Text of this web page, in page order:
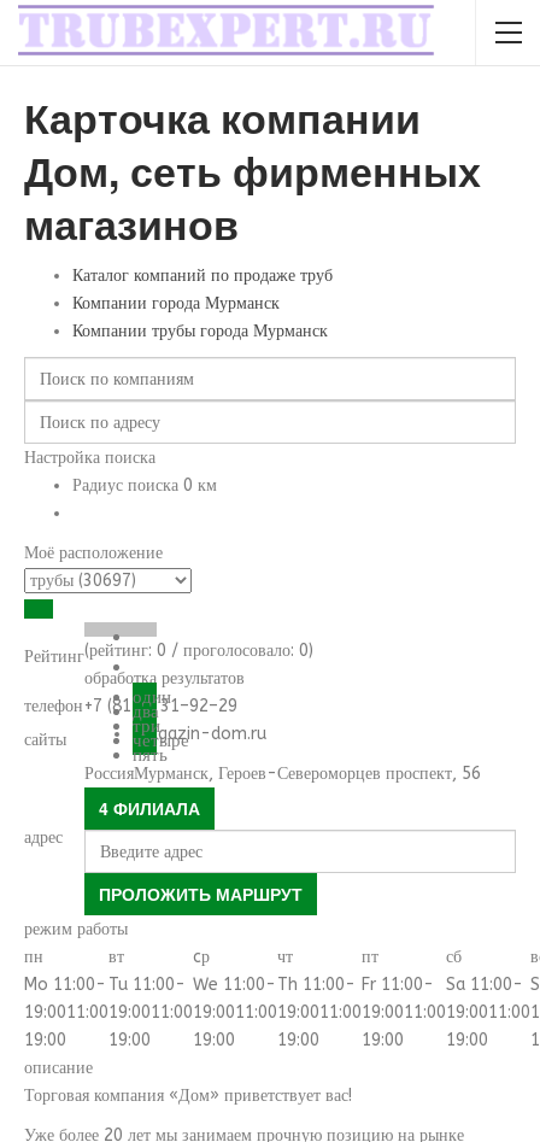
Карточка компании
Дом, сеть фирменных
магазинов
Каталог компаний по продаже труб
Компании города Мурманск
Компании трубы города Мурманск
Настройка поиска
Радиус поиска 0 км
Моё расположение
Рейтинг
один
два
три
четыре
пять
(рейтинг: 0 / проголосовало: 0)
обработка результатов
телефон+7 (8152) 31–92–29
сайты
magazin-dom.ru
адрес
РоссияМурманск, Героев-Североморцев проспект, 56
4 ФИЛИАЛА
ПРОЛОЖИТЬ МАРШРУТ
режим работы
пн
вт cр чт пт сб
Mo 11:00-
19:0011:00
19:00
Tu 11:00-
19:0011:00
19:00
We 11:00-
19:0011:00
19:00
Th 11:00-
19:0011:00
19:00
Fr 11:00-
19:0011:00
19:00
Sa 11:00-
19:0011:00
19:00
описание
Торговая компания «Дом» приветствует вас!
Уже более 20 лет мы занимаем прочную позицию на рынке